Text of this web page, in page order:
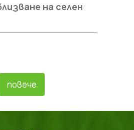
на селен
повече